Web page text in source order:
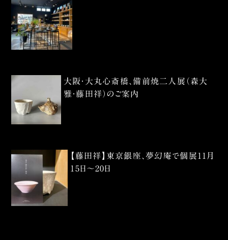
大阪・大丸心斎橋、備前焼二人展（森大
雅・藤田祥）のご案内
【藤田祥】東京銀座、夢幻庵で個展11月
15日〜20日